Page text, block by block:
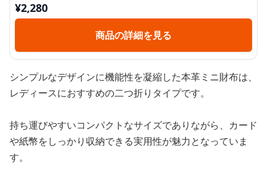
¥2,280
商品の詳細を見る
シンプルなデザインに機能性を凝縮した本革ミニ財布は、
レディースにおすすめの二つ折りタイプです。
持ち運びやすいコンパクトなサイズでありながら、カード
や紙幣をしっかり収納できる実用性が魅力となっていま
す。